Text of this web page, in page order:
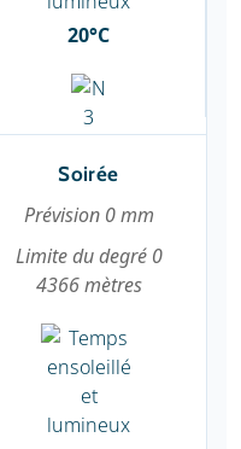
20°C
Soirée
Prévision 0 mm
Limite du degré 0
4366 mètres